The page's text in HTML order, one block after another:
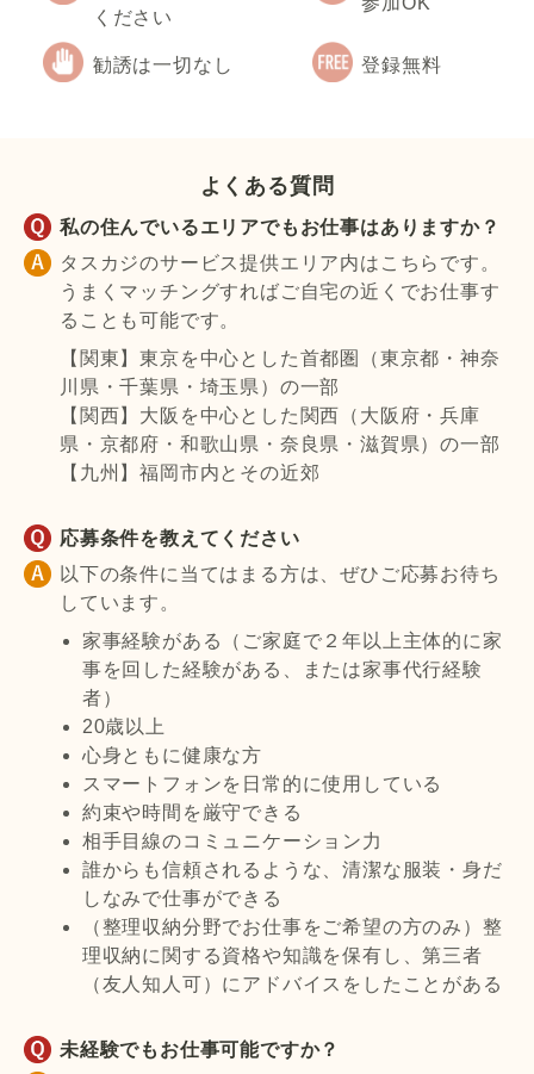
ください
勧誘は一切なし 登録無料
よくある質問
私の住んでいるエリアでもお仕事はありますか？
タスカジのサービス提供エリア内はこちらです。
うまくマッチングすればご自宅の近くでお仕事す
ることも可能です。
【関東】東京を中心とした首都圏（東京都・神奈
川県・千葉県・埼玉県）の一部
【関西】大阪を中心とした関西（大阪府・兵庫
県・京都府・和歌山県・奈良県・滋賀県）の一部
【九州】福岡市内とその近郊
応募条件を教えてください
以下の条件に当てはまる方は、ぜひご応募お待ち
しています。
家事経験がある（ご家庭で２年以上主体的に家
事を回した経験がある、または家事代行経験
者）
20歳以上
心身ともに健康な方
スマートフォンを日常的に使用している
約束や時間を厳守できる
相手目線のコミュニケーション力
誰からも信頼されるような、清潔な服装・身だ
しなみで仕事ができる
（整理収納分野でお仕事をご希望の方のみ）整
理収納に関する資格や知識を保有し、第三者
（友人知人可）にアドバイスをしたことがある
未経験でもお仕事可能ですか？